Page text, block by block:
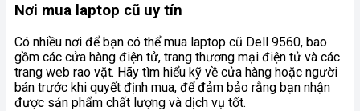
Nơi mua laptop cũ uy tín
Có nhiều nơi để bạn có thể mua laptop cũ Dell 9560, bao
gồm các cửa hàng điện tử, trang thương mại điện tử và các
trang web rao vặt. Hãy tìm hiểu kỹ về cửa hàng hoặc người
bán trước khi quyết định mua, để đảm bảo rằng bạn nhận
được sản phẩm chất lượng và dịch vụ tốt.